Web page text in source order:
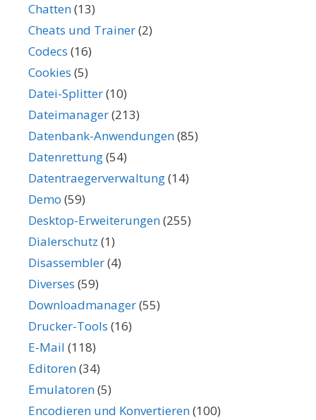
Chatten(13)
Cheats und Trainer(2)
Codecs (16)
Cookies (5)
Datei-Splitter(10)
Dateimanager(213)
Datenbank-Anwendungen(85)
Datenrettung(54)
Datentraegerverwaltung(14)
Demo (59)
Desktop-Erweiterungen(255)
Dialerschutz (1)
Disassembler(4)
Diverses (59)
Downloadmanager(55)
Drucker-Tools (16)
E-Mail (118)
Editoren(34)
Emulatoren(5)
Encodieren und Konvertieren(100)